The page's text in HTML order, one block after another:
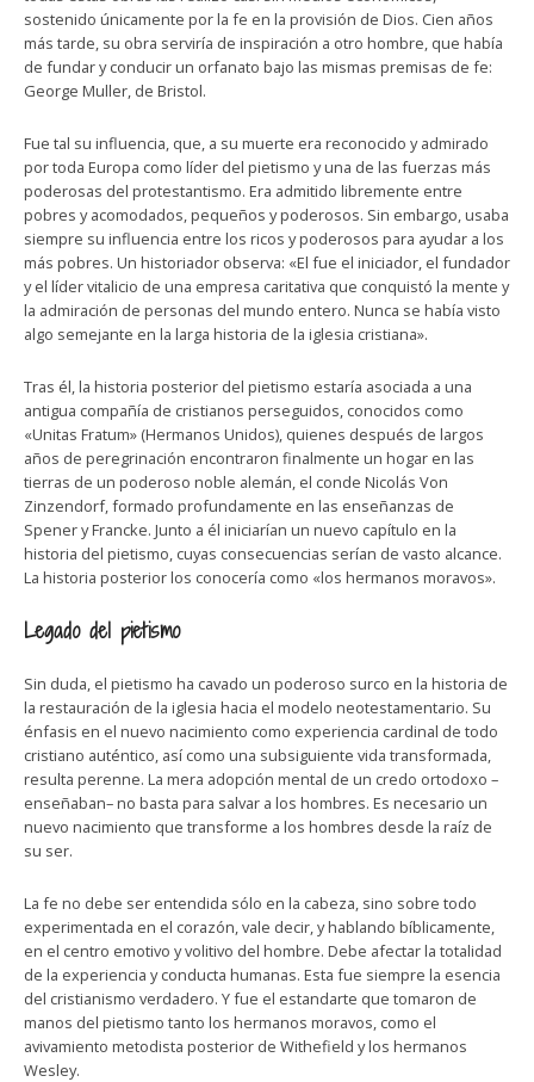
sostenido únicamente por la fe en la provisión de Dios. Cien años
más tarde, su obra serviría de inspiración a otro hombre, que había
de fundar y conducir un orfanato bajo las mismas premisas de fe:
George Muller, de Bristol.
Fue tal su influencia, que, a su muerte era reconocido y admirado
por toda Europa como líder del pietismo y una de las fuerzas más
poderosas del protestantismo. Era admitido libremente entre
pobres y acomodados, pequeños y poderosos. Sin embargo, usaba
siempre su influencia entre los ricos y poderosos para ayudar a los
más pobres. Un historiador observa: «El fue el iniciador, el fundador
y el líder vitalicio de una empresa caritativa que conquistó la mente y
la admiración de personas del mundo entero. Nunca se había visto
algo semejante en la larga historia de la iglesia cristiana».
Tras él, la historia posterior del pietismo estaría asociada a una
antigua compañía de cristianos perseguidos, conocidos como
«Unitas Fratum» (Hermanos Unidos), quienes después de largos
años de peregrinación encontraron finalmente un hogar en las
tierras de un poderoso noble alemán, el conde Nicolás Von
Zinzendorf, formado profundamente en las enseñanzas de
Spener y Francke. Junto a él iniciarían un nuevo capítulo en la
historia del pietismo, cuyas consecuencias serían de vasto alcance.
La historia posterior los conocería como «los hermanos moravos».
Legado del pietismo
Sin duda, el pietismo ha cavado un poderoso surco en la historia de
la restauración de la iglesia hacia el modelo neotestamentario. Su
énfasis en el nuevo nacimiento como experiencia cardinal de todo
cristiano auténtico, así como una subsiguiente vida transformada,
resulta perenne. La mera adopción mental de un credo ortodoxo –
enseñaban– no basta para salvar a los hombres. Es necesario un
nuevo nacimiento que transforme a los hombres desde la raíz de
su ser.
La fe no debe ser entendida sólo en la cabeza, sino sobre todo
experimentada en el corazón, vale decir, y hablando bíblicamente,
en el centro emotivo y volitivo del hombre. Debe afectar la totalidad
de la experiencia y conducta humanas. Esta fue siempre la esencia
del cristianismo verdadero. Y fue el estandarte que tomaron de
manos del pietismo tanto los hermanos moravos, como el
avivamiento metodista posterior de Withefield y los hermanos
Wesley.